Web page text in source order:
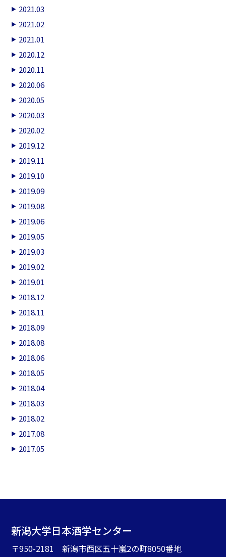
2021.03
2021.02
2021.01
2020.12
2020.11
2020.06
2020.05
2020.03
2020.02
2019.12
2019.11
2019.10
2019.09
2019.08
2019.06
2019.05
2019.03
2019.02
2019.01
2018.12
2018.11
2018.09
2018.08
2018.06
2018.05
2018.04
2018.03
2018.02
2017.08
2017.05
新潟大学日本酒学センター
〒950-2181 新潟市西区五十嵐2の町8050番地